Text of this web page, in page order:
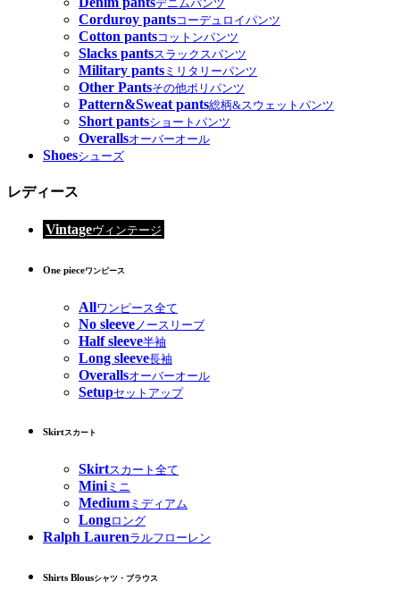
デニムパンツ
Corduroy pantsコーデュロイパンツ
Cotton pantsコットンパンツ
Slacks pantsスラックスパンツ
Military pants ミリタリーパンツ
Other Pantsその他ポリパンツ
Pattern&Sweat pants総柄&スウェットパンツ
Short pantsショートパンツ
Overallsオーバーオール
Shoesシューズ
レディース
Vintageヴィンテージ
One pieceワンピース
Allワンピース全て
No sleeve ノースリーブ
Half sleeve半袖
Long sleeve長袖
Overallsオーバーオール
Setupセットアップ
Skirtスカート
Skirtスカート全て
Miniミニ
Medium ミディアム
Longロング
Ralph Laurenラルフローレン
Shirts Blousシャツ・ブラウス